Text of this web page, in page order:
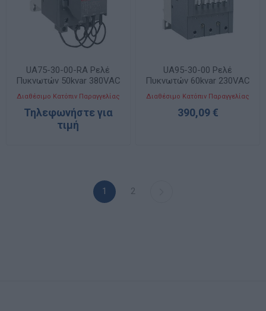
UA75-30-00-RA Ρελέ
Πυκνωτών 50kvar 380VAC
Διαθέσιμο Κατόπιν Παραγγελίας
Τηλεφωνήστε για
τιμή
UA95-30-00 Ρελέ
Πυκνωτών 60kvar 230VAC
Διαθέσιμο Κατόπιν Παραγγελίας
390,09 €
1 2